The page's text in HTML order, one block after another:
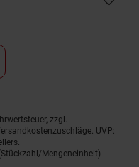
zzgl.
UVP:
Mengeneinheit)